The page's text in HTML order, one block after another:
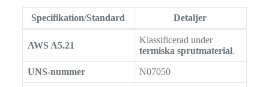
Specifikation/Standard Detaljer
AWS A5.21
Klassificerad under
termiska sprutmaterial.
UNS-nummer N07050